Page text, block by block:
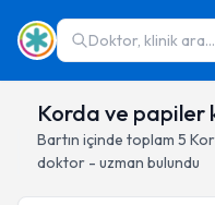
Doktor, klinik ara...
Korda ve papiler
Bartın içinde toplam 5
doktor - uzman bulundu